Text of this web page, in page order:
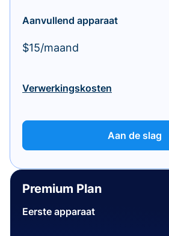
Aanvullend apparaat
$15/maand
Verwerkingskosten
Aan de slag
Premium Plan
Eerste apparaat